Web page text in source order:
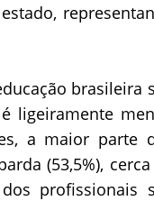
brasileira
ligeiramente
a maior parte
(53,5%),
profissionais